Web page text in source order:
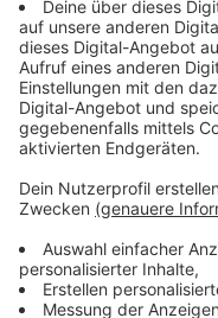
Anzeige
Umleitungen auf
Anzeige
Bereits seit
Umleitungen auf der
Diese betreffen
Dienstagmorgen